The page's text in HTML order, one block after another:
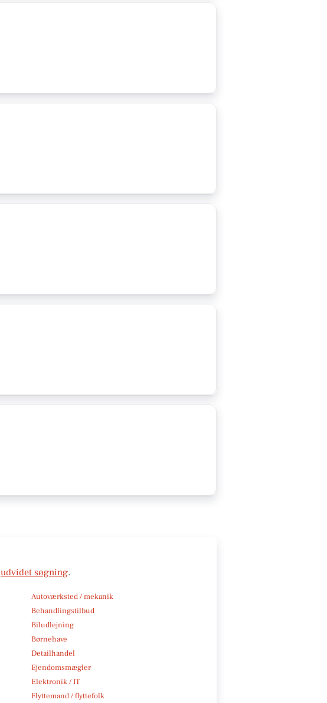
udvidet søgning.
Autoværksted / mekanik
Behandlingstilbud
Biludlejning
Børnehave
Detailhandel
Ejendomsmægler
Elektronik / IT
Flyttemand / flyttefolk